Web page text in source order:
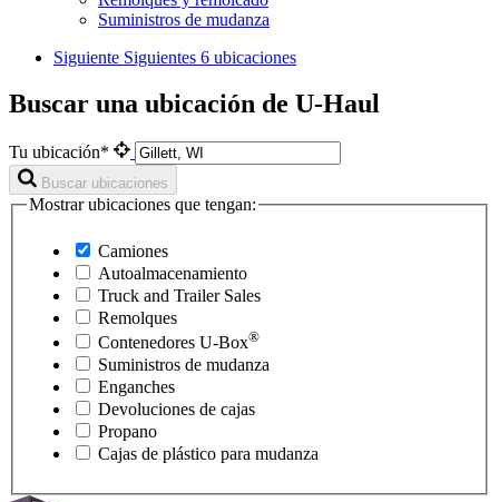
Suministros de mudanza
Siguiente Siguientes 6 ubicaciones
Buscar una ubicación de U-Haul
Tu ubicación*
Buscar ubicaciones
Mostrar ubicaciones que tengan:
Camiones
Autoalmacenamiento
Truck and Trailer Sales
Remolques
Contenedores U-Box®
Suministros de mudanza
Enganches
Devoluciones de cajas
Propano
Cajas de plástico para mudanza